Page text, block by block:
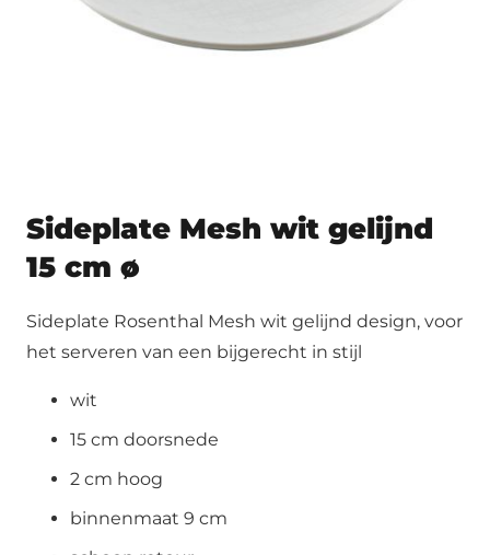
Sideplate Mesh wit gelijnd
15 cm ø
Sideplate Rosenthal Mesh wit gelijnd design, voor
het serveren van een bijgerecht in stijl
wit
15 cm doorsnede
2 cm hoog
binnenmaat 9 cm